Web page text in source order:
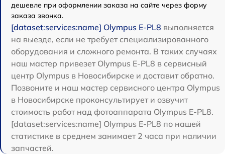
дешевле при оформлении заказа на сайте через форму
заказа звонка.
[dataset:services:name] Olympus E-PL8 выполняется
на выезде, если не требует специализированного
оборудования и сложного ремонта. В таких случаях
наш мастер привезет Olympus E-PL8 в сервисный
центр Olympus в Новосибирске и доставит обратно.
Позвоните и наш мастер сервисного центра Olympus
в Новосибирске проконсультирует и озвучит
стоимость работ над фотоаппарата Olympus E-PL8.
[dataset:services:name] Olympus E-PL8 по нашей
статистике в среднем занимает 2 часа при наличии
запчастей.